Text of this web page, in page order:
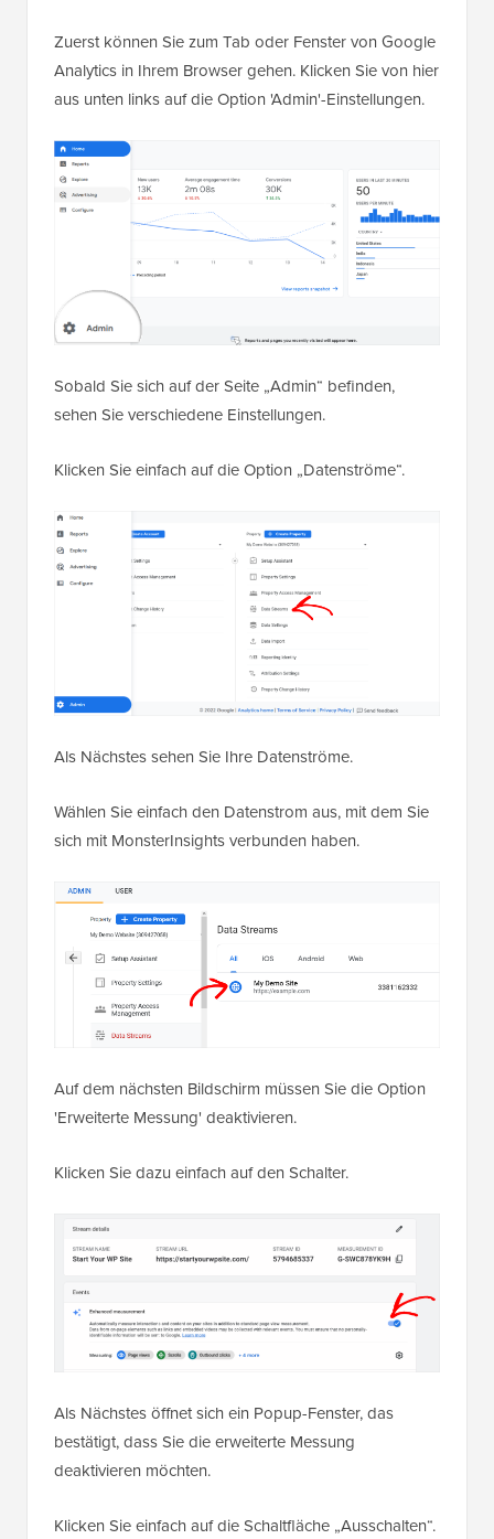
Zuerst können Sie zum Tab oder Fenster von Google
Analytics in Ihrem Browser gehen. Klicken Sie von hier
aus unten links auf die Option 'Admin'-Einstellungen.
Sobald Sie sich auf der Seite „Admin“ befinden,
sehen Sie verschiedene Einstellungen.
Klicken Sie einfach auf die Option „Datenströme“.
Als Nächstes sehen Sie Ihre Datenströme.
Wählen Sie einfach den Datenstrom aus, mit dem Sie
sich mit MonsterInsights verbunden haben.
Auf dem nächsten Bildschirm müssen Sie die Option
'Erweiterte Messung' deaktivieren.
Klicken Sie dazu einfach auf den Schalter.
Als Nächstes öffnet sich ein Popup-Fenster, das
bestätigt, dass Sie die erweiterte Messung
deaktivieren möchten.
Klicken Sie einfach auf die Schaltfläche „Ausschalten“.